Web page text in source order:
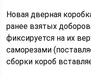
Новая дверная
ранее взятых
фиксируется на их
саморезами
сборки короб